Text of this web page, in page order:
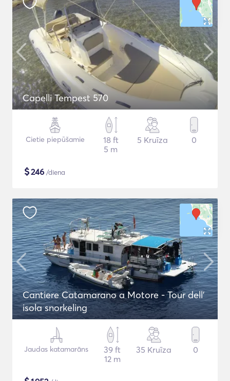
Capelli Tempest 570
Cietie piepūšamie
18 ft
5 m
5 Kruīza 0
$246 /diena
Cantiere Catamarano a Motore - Tour dell'
isola snorkeling
Jaudas katamarāns
39 ft
12 m
35 Kruīza 0